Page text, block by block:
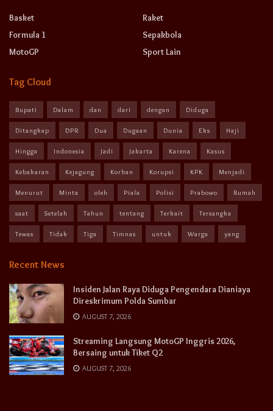
Basket
Formula 1
MotoGP
Raket
Sepakbola
Sport Lain
Tag Cloud
Bupati Dalam dan dari dengan Diduga
Ditangkap DPR Dua Dugaan Dunia Eks Haji
Hingga Indonesia Jadi Jakarta Karena Kasus
Kebakaran Kejagung Korban Korupsi KPK Menjadi
Menurut Minta oleh Piala Polisi Prabowo Rumah
saat Setelah Tahun tentang Terkait Tersangka
Tewas Tidak Tiga Timnas untuk Warga yang
Recent News
Insiden Jalan Raya Diduga Pengendara Dianiaya
Direskrimum Polda Sumbar
AUGUST 7, 2026
Streaming Langsung MotoGP Inggris 2026,
Bersaing untuk Tiket Q2
AUGUST 7, 2026